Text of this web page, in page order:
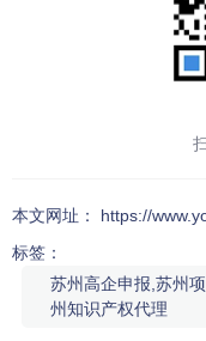
本文网址： https://
标签：
苏州高企申报,苏州
州知识产权代理